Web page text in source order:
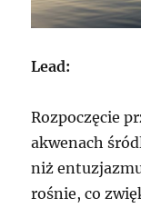
Lead:
Rozpoczęcie
akwenach
niż
rośnie, co